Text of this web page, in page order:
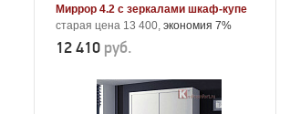
Миррор 4.2 с зеркалами шкаф-купе
старая цена 13 400, экономия 7%
12 410 руб.